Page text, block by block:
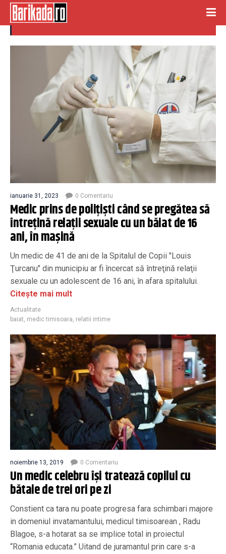
medic timisoara
ianuarie 31, 2023 0 Comentariu
Medic prins de polițiști când se pregătea să
întreţină relaţii sexuale cu un băiat de 16
ani, în maşină
Un medic de 41 de ani de la Spitalul de Copii "Louis
Ţurcanu" din municipiu ar fi încercat să întreţină relaţii
sexuale cu un adolescent de 16 ani, în afara spitalului.
Citește mai mult
Actualitate
baiat, medic timisoara, relatii intime
noiembrie 13, 2019 0 Comentariu
Un medic celebru își tratează copilul cu
bătaie de trei ori pe zi
Constient ca tara nu poate progresa fara schimbari majore
in domeniul invatamantului, medicul timisoarean , Radu
Blagoe, s-a hotarat sa se implice total in proiectul
“Romania educata.” Uitand de juramantul prin care s-a